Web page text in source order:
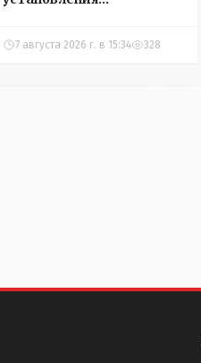
7 августа 2026 г. в 15:34 328